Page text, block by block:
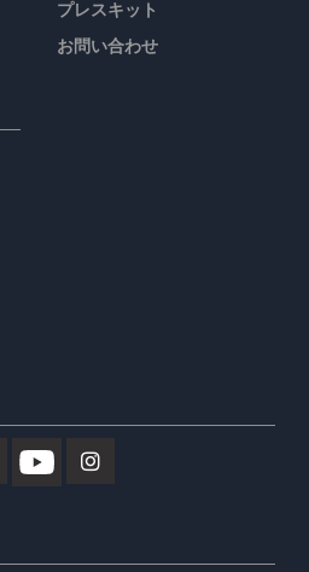
プレスキット
お問い合わせ